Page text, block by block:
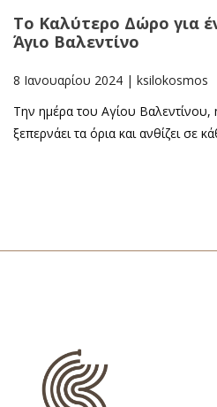
Το Καλύτερο Δώρο για
Άγιο Βαλεντίνο
8 Ιανουαρίου 2024 | ksilokosmos
Την ημέρα του Αγίου Βαλεντίνου,
ξεπερνάει τα όρια και ανθίζει σε